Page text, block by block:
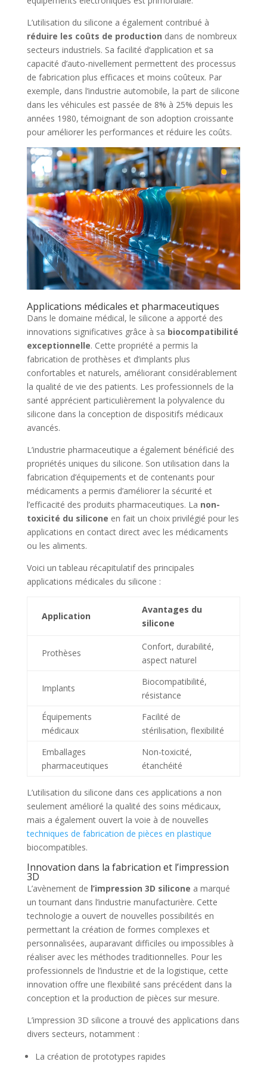
L’utilisation du silicone a également contribué à
réduire les coûts de production dans de nombreux
secteurs industriels. Sa facilité d’application et sa
capacité d’auto-nivellement permettent des processus
de fabrication plus efficaces et moins coûteux. Par
exemple, dans l’industrie automobile, la part de silicone
dans les véhicules est passée de 8% à 25% depuis les
années 1980, témoignant de son adoption croissante
pour améliorer les performances et réduire les coûts.
Applications médicales et pharmaceutiques
Dans le domaine médical, le silicone a apporté des
innovations significatives grâce à sa biocompatibilité
exceptionnelle. Cette propriété a permis la
fabrication de prothèses et d’implants plus
confortables et naturels, améliorant considérablement
la qualité de vie des patients. Les professionnels de la
santé apprécient particulièrement la polyvalence du
silicone dans la conception de dispositifs médicaux
avancés.
L’industrie pharmaceutique a également bénéficié des
propriétés uniques du silicone. Son utilisation dans la
fabrication d’équipements et de contenants pour
médicaments a permis d’améliorer la sécurité et
l’efficacité des produits pharmaceutiques. La non-
toxicité du silicone en fait un choix privilégié pour les
applications en contact direct avec les médicaments
ou les aliments.
Voici un tableau récapitulatif des principales
applications médicales du silicone :
Application
Avantages du
silicone
Prothèses
Confort, durabilité,
aspect naturel
Implants
Biocompatibilité,
résistance
Équipements
médicaux
Facilité de
stérilisation, flexibilité
Emballages
pharmaceutiques
Non-toxicité,
étanchéité
L’utilisation du silicone dans ces applications a non
seulement amélioré la qualité des soins médicaux,
mais a également ouvert la voie à de nouvelles
techniques de fabrication de pièces en plastique
biocompatibles.
Innovation dans la fabrication et l’impression
3D
L’avènement de l’impression 3D silicone a marqué
un tournant dans l’industrie manufacturière. Cette
technologie a ouvert de nouvelles possibilités en
permettant la création de formes complexes et
personnalisées, auparavant difficiles ou impossibles à
réaliser avec les méthodes traditionnelles. Pour les
professionnels de l’industrie et de la logistique, cette
innovation offre une flexibilité sans précédent dans la
conception et la production de pièces sur mesure.
L’impression 3D silicone a trouvé des applications dans
divers secteurs, notamment :
La création de prototypes rapides